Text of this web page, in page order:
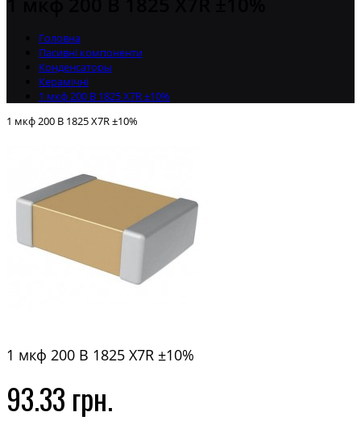
Головна
Пасивні компоненти
Конденсаторы
Керамічні
1 мкф 200 В 1825 X7R ±10%
1 мкф 200 В 1825 X7R ±10%
1 мкф 200 В 1825 X7R ±10%
93.33 грн.